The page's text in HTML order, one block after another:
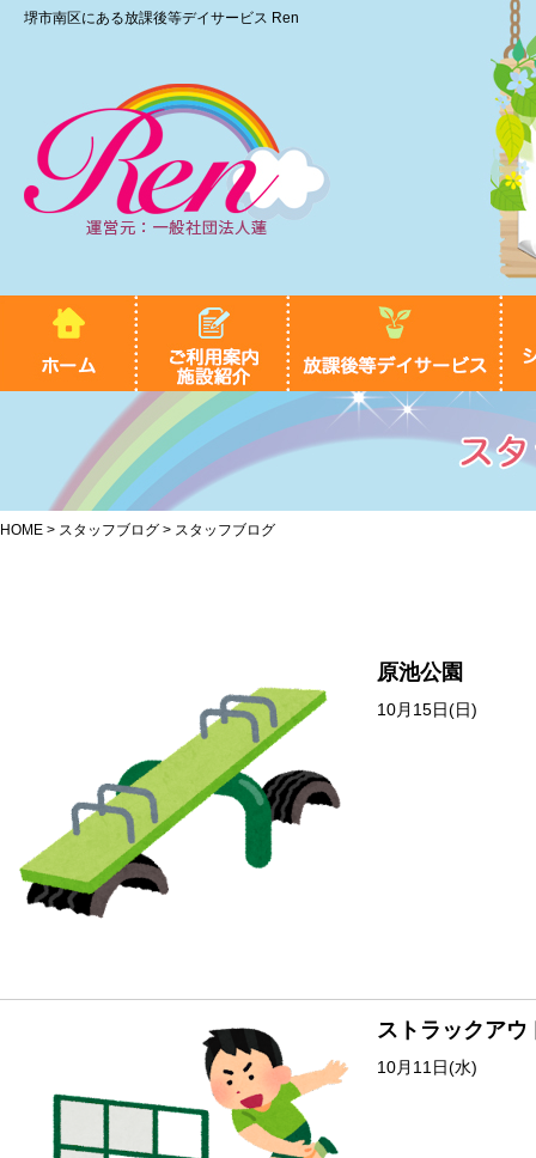
堺市南区にある放課後等デイサービス Ren
HOME > スタッフブログ > スタッフブログ
原池公園
10月15日(日)
ストラックアウ
10月11日(水)